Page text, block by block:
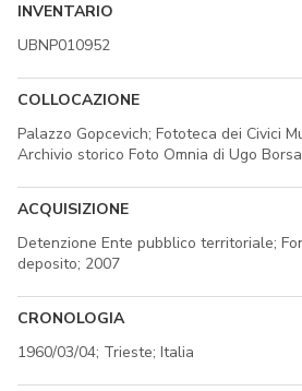
INVENTARIO
UBNP010952
COLLOCAZIONE
Palazzo Gopcevich; Fototeca dei Civici
Archivio storico Foto Omnia di Ugo
ACQUISIZIONE
Detenzione Ente pubblico territoriale;
deposito; 2007
CRONOLOGIA
1960/03/04; Trieste; Italia